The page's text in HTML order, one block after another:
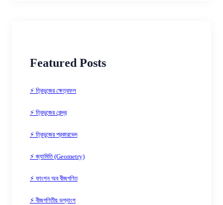
Featured Posts
⚡ ত্রিভুজের ক্ষেত্রফল
⚡ ত্রিভুজের কেন্দ্র
⚡ ত্রিভুজের প্রকারভেদ
⚡ জ্যামিতি (Geometry)
⚡ ফাংশন অব বীজগণিত
⚡ বীজগণিতীয় ভগ্নাংশ